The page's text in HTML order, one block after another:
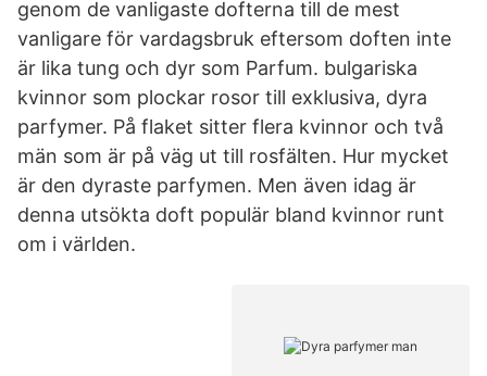
genom de vanligaste dofterna till de mest
vanligare för vardagsbruk eftersom doften inte
är lika tung och dyr som Parfum. bulgariska
kvinnor som plockar rosor till exklusiva, dyra
parfymer. På flaket sitter flera kvinnor och två
män som är på väg ut till rosfälten. Hur mycket
är den dyraste parfymen. Men även idag är
denna utsökta doft populär bland kvinnor runt
om i världen.